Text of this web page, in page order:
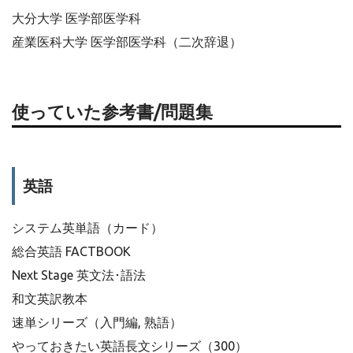
大分大学 医学部医学科
産業医科大学 医学部医学科（二次辞退）
使っていた参考書/問題集
英語
システム英単語（カード）
総合英語 FACTBOOK
Next Stage 英文法･語法
和文英訳教本
速単シリーズ（入門編, 熟語）
やっておきたい英語長文シリーズ（300）